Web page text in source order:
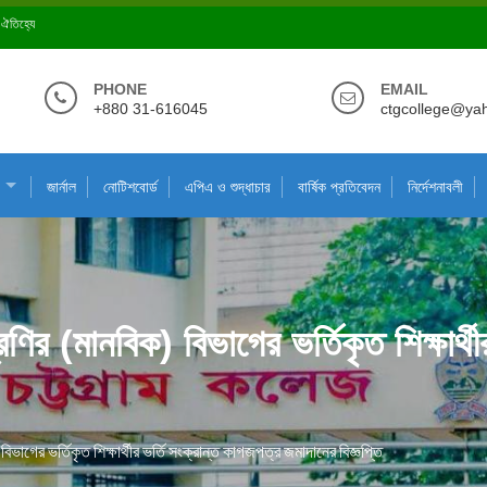
ঐতিহ্যে
PHONE
+880 31-616045
EMAIL
জার্নাল নোটিশবোর্ড এপিএ ও শুদ্ধাচার বার্ষিক প্রতিবেদন নির্দেশনাবলী
(মানবিক) বিভাগের ভর্তিকৃত
ভর্তিকৃত শিক্ষার্থীর ভর্তি সংক্রান্ত কাগজপত্র জমাদানের বিজ্ঞপ্তি